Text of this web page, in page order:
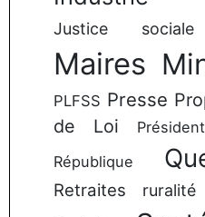
Justice sociale
Maires
PLFSS Presse
de Loi
République
Retraites ruralité